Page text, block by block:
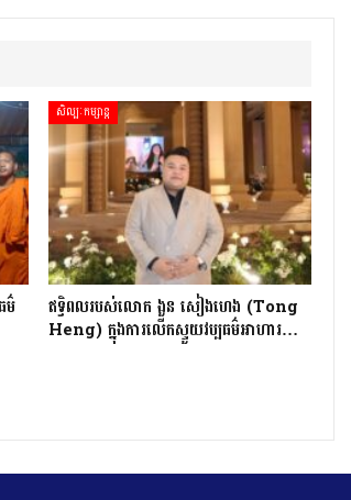
ម៌
សិល្បៈកម្សាន្ត
ឥទ្ធិពលរបស់លោក ងួន សៀងហេង (Tong
Heng) ក្នុងការលើកស្ទួយវប្បធម៌អាហារ…